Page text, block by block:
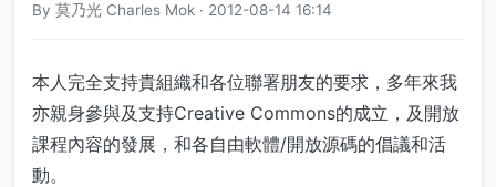
By 莫乃光 Charles Mok · 2012-08-14 16:14
本人完全支持貴組織和各位聯署朋友的要求，多年來我
亦親身參與及支持Creative Commons的成立，及開放
課程內容的發展，和各自由軟體/開放源碼的倡議和活
動。